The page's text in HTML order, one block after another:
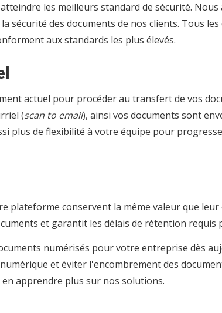
les meilleurs standard de sécurité. Nous
sécurité des documents de nos clients. Tous
aux standards les plus élevés.
actuel pour procéder au transfert de vos
(scan to email), ainsi vos documents sont
plus de flexibilité à votre équipe pour
plateforme conservent la même valeur que
et garantit les délais de rétention requis
numérisés pour votre entreprise dès
et éviter l'encombrement des
apprendre plus sur nos solutions.